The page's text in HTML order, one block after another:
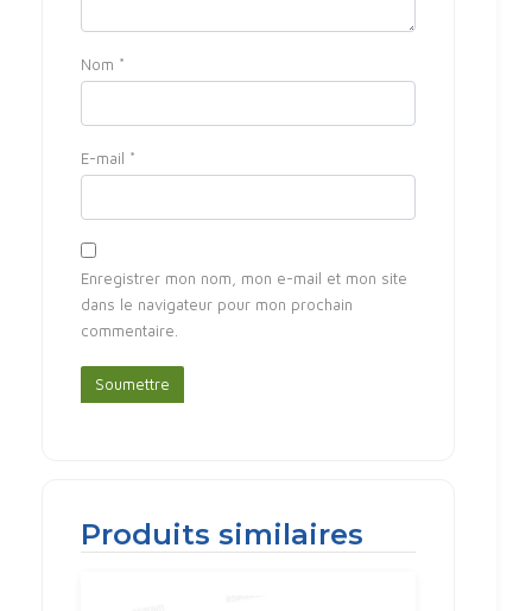
Nom *
E-mail *
Enregistrer mon nom, mon e-mail et mon site
dans le navigateur pour mon prochain
commentaire.
Produits similaires